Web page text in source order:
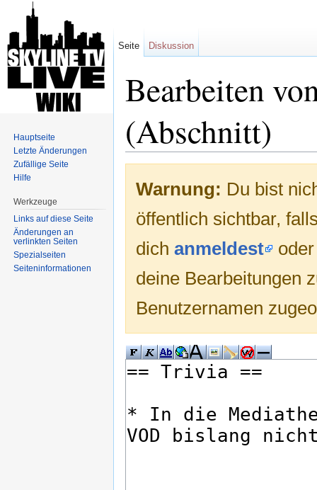
Bearbeiten
(Abschnitt)
Warnung: Du bist
öffentlich sichtbar,
dich anmeldest
deine Bearbeitungen
Benutzernamen
Seite Diskussion
Hauptseite
Letzte Änderungen
Zufällige Seite
Hilfe
Werkzeuge
Links auf diese Seite
Änderungen an
verlinkten Seiten
Spezialseiten
Seiten­informationen